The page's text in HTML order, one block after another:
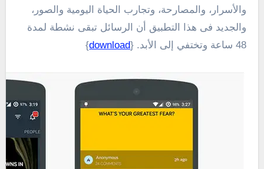
والأسرار، والمصارحة، وتجارب الحياة اليومية والصور ،
والجديد فى هذا التطبيق أن الرسائل تبقى نشطة لمدة
48 ساعة وتختفي إلى الأبد. {
download
}